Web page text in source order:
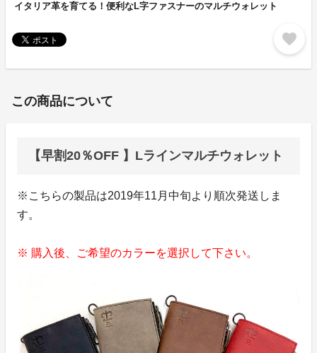
イタリア革を育てる！便利なL字ファスナーのマルチウォレット
favorite
この商品について
【早割20％OFF 】Lラインマルチウォレット
※こちらの製品は2019年11月中旬より順次発送しま
す。
※ 購入後、ご希望のカラーを選択して下さい。